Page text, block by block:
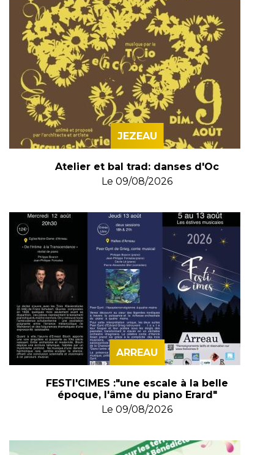
JEZEAU
Atelier et bal trad: danses d'Oc
Le 09/08/2026
ARREAU
FESTI'CIMES :"une escale à la belle
époque, l'âme du piano Erard"
Le 09/08/2026